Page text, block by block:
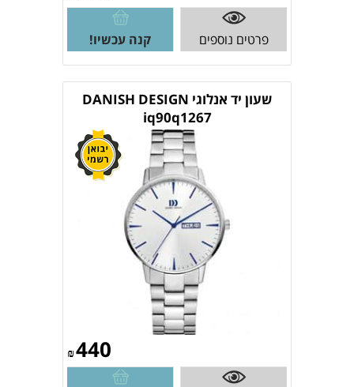
פרטים נוספים קנה עכשיו!
שעון יד אנלוגי DANISH DESIGN
iq90q1267
₪440